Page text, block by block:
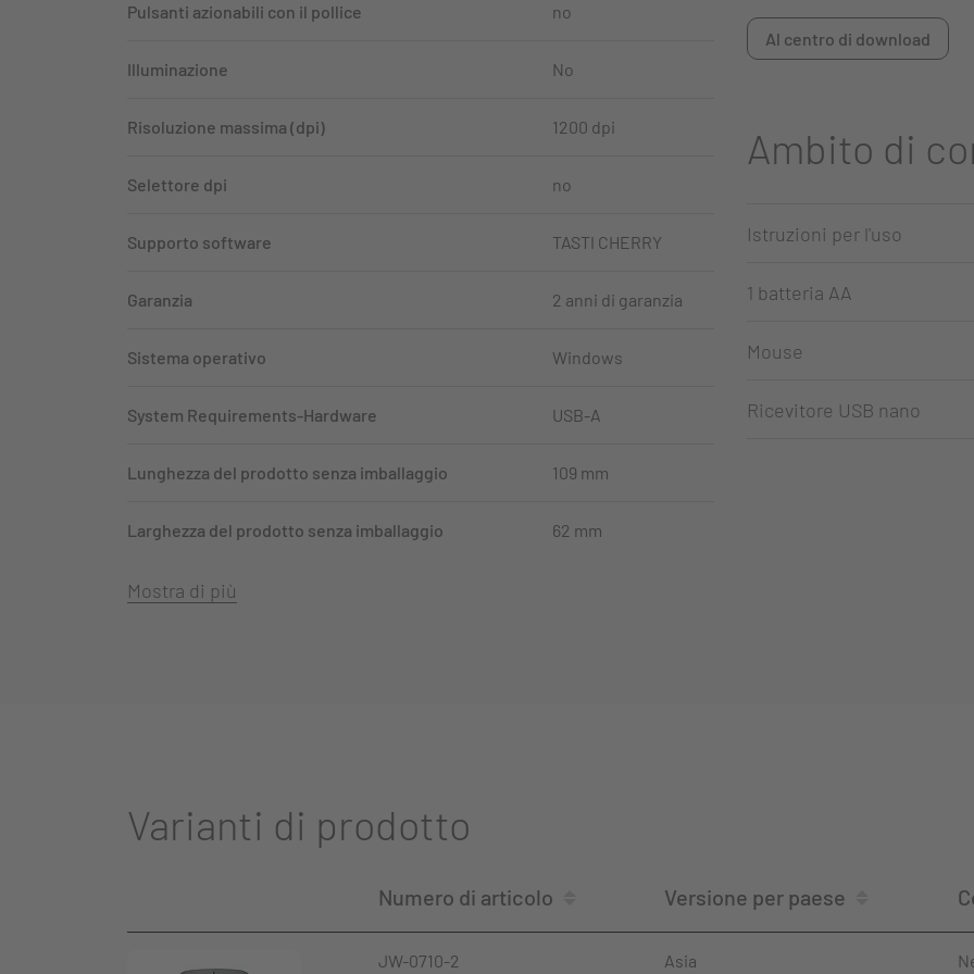
Pulsanti azionabili con il pollice no
Illuminazione No
Risoluzione massima (dpi) 1200 dpi
Selettore dpi no
Supporto software TASTI CHERRY
Garanzia 2 anni di garanzia
Sistema operativo Windows
System Requirements-Hardware USB-A
Lunghezza del prodotto senza imballaggio 109 mm
Larghezza del prodotto senza imballaggio 62 mm
Mostra di più
Al centro di download
Ambito di
Istruzioni per l'uso
1 batteria AA
Mouse
Ricevitore USB nano
Varianti di prodotto
Numero di articolo Versione per paese
JW-0710-2 Asia